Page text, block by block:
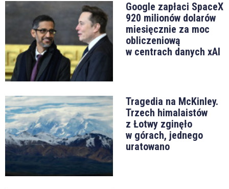
Google zapłaci SpaceX
920 milionów dolarów
miesięcznie za moc
obliczeniową
w centrach danych xAI
Tragedia na McKinley.
Trzech himalaistów
z Łotwy zginęło
w górach, jednego
uratowano